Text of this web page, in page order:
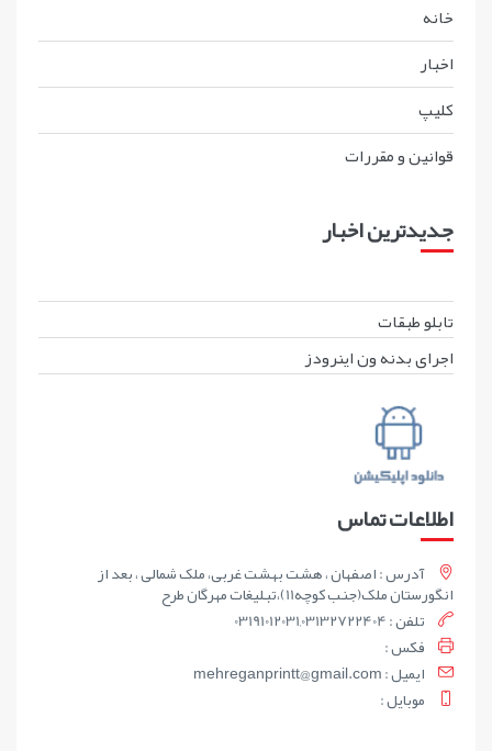
خانه
اخبار
کليپ
قوانين و مقررات
جدیدترین اخبار
تابلو طبقات
اجرای بدنه ون اینرودز
اطلاعات تماس
آدرس : اصفهان ، هشت بهشت غربی، ملک شمالی ، بعد از
انگورستان ملک(جنب کوچه11)،تبلیغات مهرگان طرح
تلفن : 03191012031,03132722404
فکس :
ايميل : mehreganprintt@gmail.com
موبايل :